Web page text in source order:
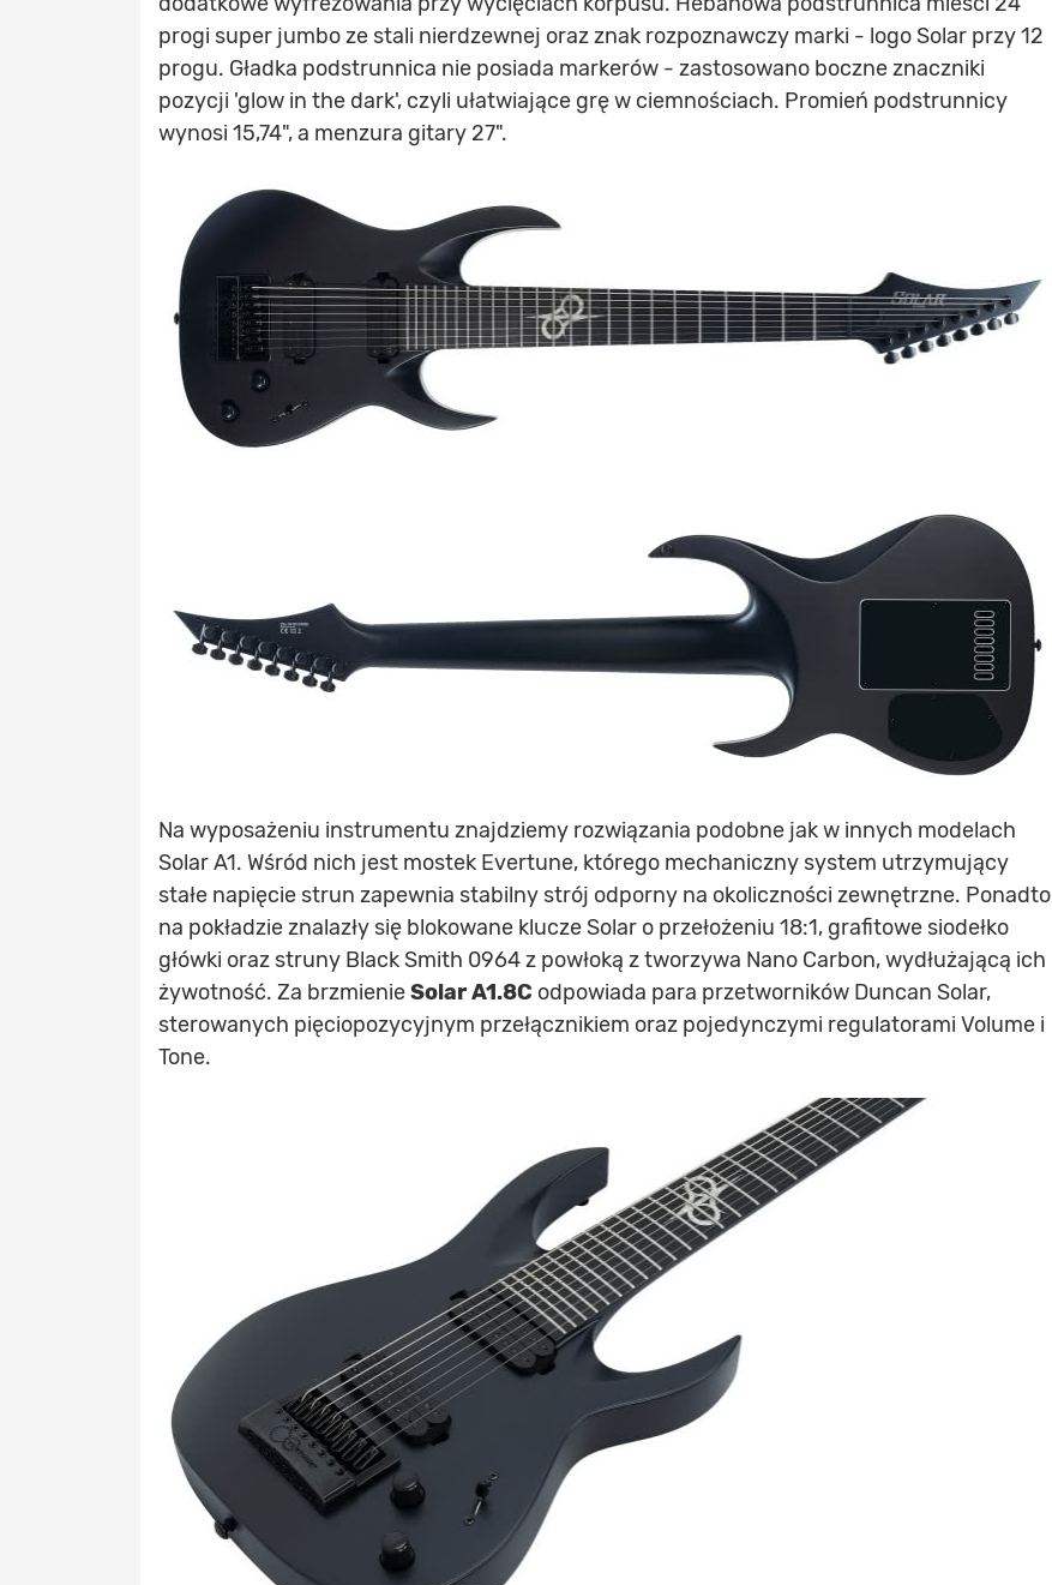
progi super jumbo ze stali nierdzewnej oraz znak rozpoznawczy marki - logo Solar przy 12
progu. Gładka podstrunnica nie posiada markerów - zastosowano boczne znaczniki
pozycji 'glow in the dark', czyli ułatwiające grę w ciemnościach. Promień podstrunnicy
wynosi 15,74", a menzura gitary 27".
Na wyposażeniu instrumentu znajdziemy rozwiązania podobne jak w innych modelach
Solar A1. Wśród nich jest mostek Evertune, którego mechaniczny system utrzymujący
stałe napięcie strun zapewnia stabilny strój odporny na okoliczności zewnętrzne. Ponadto
na pokładzie znalazły się blokowane klucze Solar o przełożeniu 18:1, grafitowe siodełko
główki oraz struny Black Smith 0964 z powłoką z tworzywa Nano Carbon, wydłużającą ich
żywotność. Za brzmienieSolar A1.8C odpowiada para przetworników Duncan Solar,
sterowanych pięciopozycyjnym przełącznikiem oraz pojedynczymi regulatorami Volume i
Tone.